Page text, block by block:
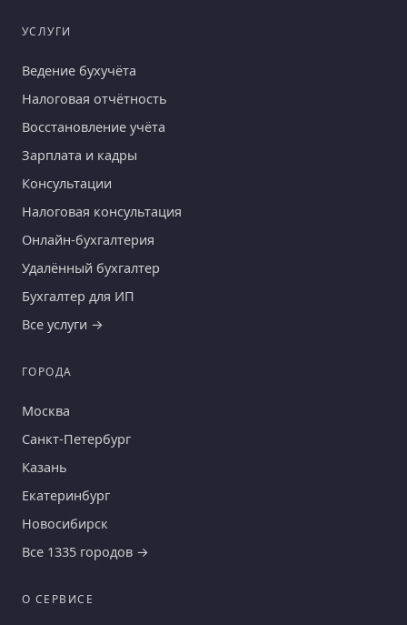
УСЛУГИ
Ведение бухучёта
Налоговая отчётность
Восстановление учёта
Зарплата и кадры
Консультации
Налоговая консультация
Онлайн-бухгалтерия
Удалённый бухгалтер
Бухгалтер для ИП
Все услуги →
ГОРОДА
Москва
Санкт-Петербург
Казань
Екатеринбург
Новосибирск
Все 1335 городов →
О СЕРВИСЕ